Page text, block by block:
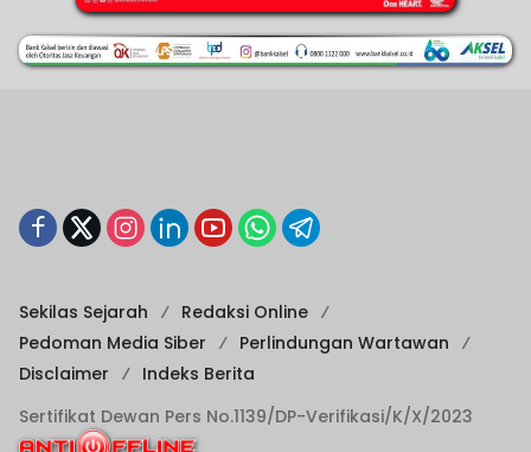
Sekilas Sejarah
Redaksi Online
Pedoman Media Siber
Perlindungan Wartawan
Disclaimer
Indeks Berita
Sertifikat Dewan Pers No.1139/DP-Verifikasi/K/X/2023